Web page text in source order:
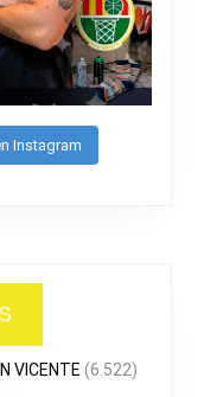
Instagram
VICENTE (6.522)